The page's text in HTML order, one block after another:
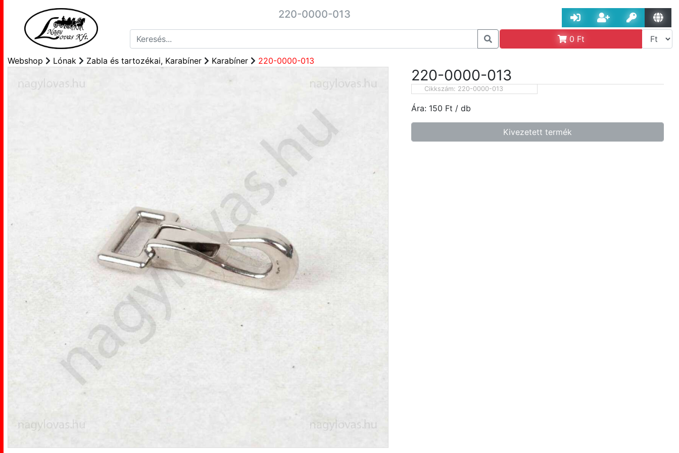
220-0000-013
0 Ft
Webshop Lónak Zabla és tartozékai, Karabíner Karabíner 220-0000-013
220-0000-013
Cikkszám: 220-0000-013
Ára: 150 Ft / db
Kivezetett termék